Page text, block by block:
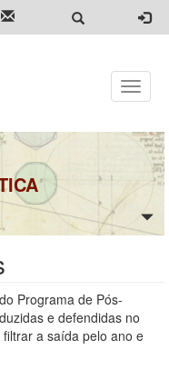
Toggle
Programa de Pós-
e defendidas no
a saída pelo ano e